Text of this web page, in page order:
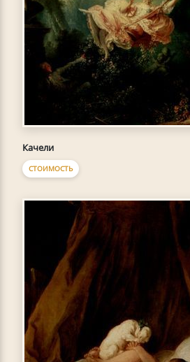
Качели
СТОИМОСТЬ